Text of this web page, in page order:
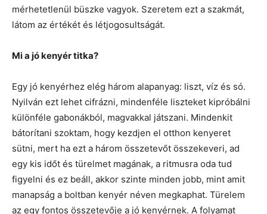
mérhetetlenül büszke vagyok. Szeretem ezt a szakmát,
látom az értékét és létjogosultságát.
Mi a jó kenyér titka?
Egy jó kenyérhez elég három alapanyag: liszt, víz és só.
Nyilván ezt lehet cifrázni, mindenféle liszteket kipróbálni
különféle gabonákból, magvakkal játszani. Mindenkit
bátorítani szoktam, hogy kezdjen el otthon kenyeret
sütni, mert ha ezt a három összetevőt összekeveri, ad
egy kis időt és türelmet magának, a ritmusra oda tud
figyelni és ez beáll, akkor szinte minden jobb, mint amit
manapság a boltban kenyér néven megkaphat. Türelem
az egy fontos összetevője a jó kenyérnek. A folyamat